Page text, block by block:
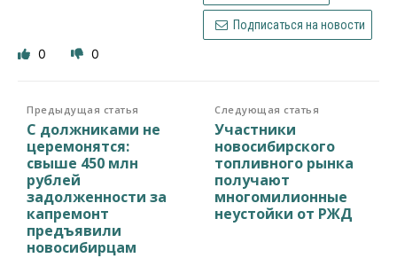
Подписаться на новости
0 0
Предыдущая статья
С должниками не
церемонятся:
свыше 450 млн
рублей
задолженности за
капремонт
предъявили
новосибирцам
Следующая статья
Участники
новосибирского
топливного рынка
получают
многомилионные
неустойки от РЖД